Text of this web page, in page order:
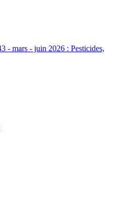
- mars - juin 2026 : Pesticides,